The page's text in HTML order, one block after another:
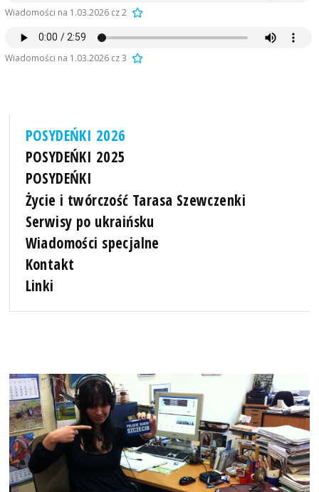
Wiadomości na 1.03.2026 cz 2
Wiadomości na 1.03.2026 cz 3
POSYDEŃKI 2026
POSYDEŃKI 2025
POSYDEŃKI
Życie i twórczość Tarasa Szewczenki
Serwisy po ukraińsku
Wiadomości specjalne
Kontakt
Linki